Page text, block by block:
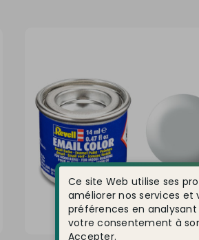
Ce site Web utilise ses
améliorer nos services et
préférences en
votre consentement à
Accepter.